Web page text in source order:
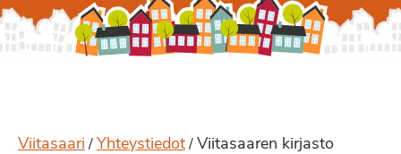
Viitasaari / Yhteystiedot / Viitasaaren kirjasto